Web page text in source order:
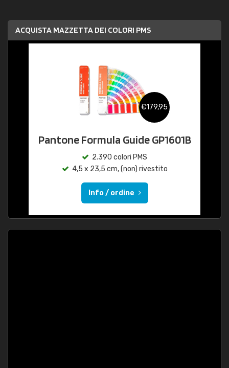
ACQUISTA MAZZETTA DEI COLORI PMS
€179,95
Pantone Formula Guide GP1601B
2.390 colori PMS
4,5 x 23,5 cm, (non) rivestito
Info / ordine